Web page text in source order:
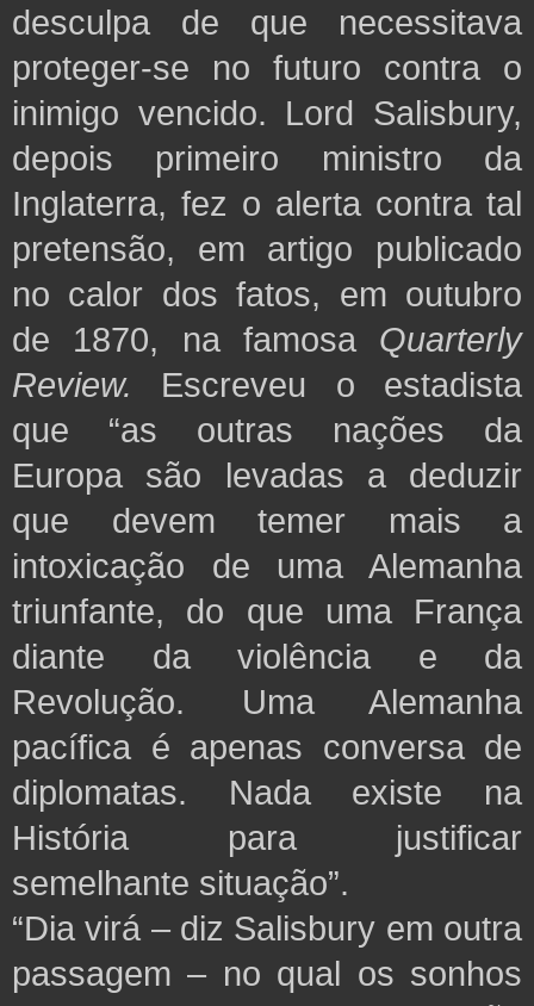
desculpa de que necessitava
proteger-se no futuro contra o
inimigo vencido. Lord Salisbury,
depois primeiro ministro da
Inglaterra, fez o alerta contra tal
pretensão, em artigo publicado
no calor dos fatos, em outubro
de 1870, na famosa Quarterly
Review. Escreveu o estadista
que “as outras nações da
Europa são levadas a deduzir
que devem temer mais a
intoxicação de uma Alemanha
triunfante, do que uma França
diante da violência e da
Revolução. Uma Alemanha
pacífica é apenas conversa de
diplomatas. Nada existe na
História para justificar
semelhante situação”.
“Dia virá – diz Salisbury em outra
passagem – no qual os sonhos